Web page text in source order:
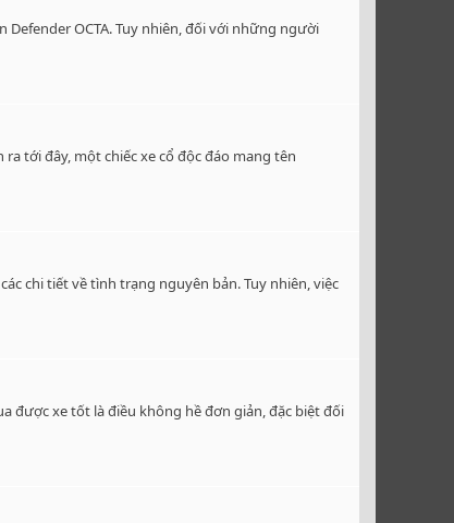
OCTA. Tuy nhiên, đối với những người
tới đây, một chiếc xe cổ độc đáo mang tên
chi tiết về tình trạng nguyên bản. Tuy nhiên, việc
được xe tốt là điều không hề đơn giản, đặc biệt đối